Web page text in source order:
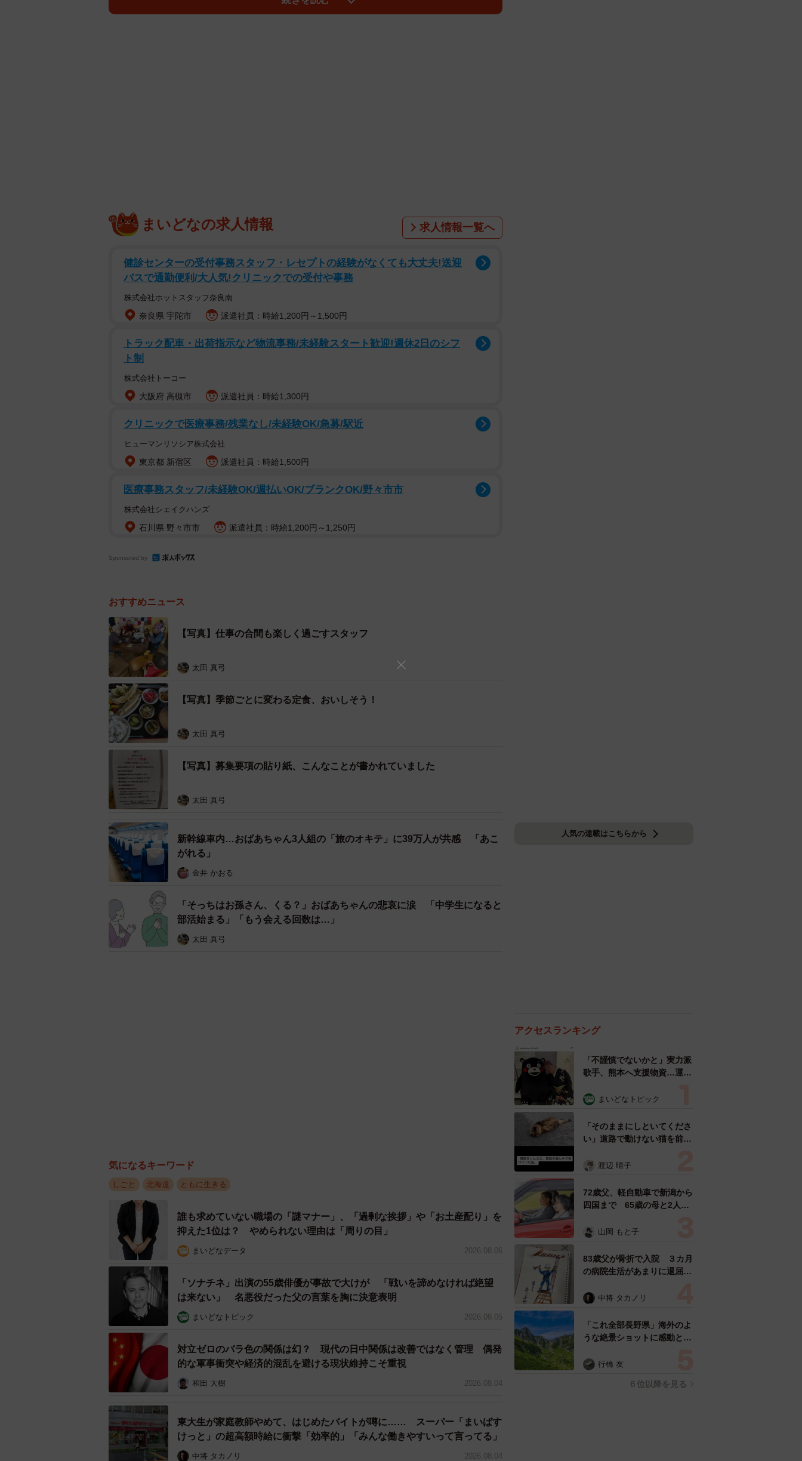
1/8
ほかの条件もさらに読み進めてみると…以下の通りです。
・血圧が安定していて、通院が月5回以内の方
・賞味期限が切れたものを捨てれる方
・塩加減がだいたいいつも安定している方
・誰かが話している時に話し始めない方
・少々記憶曖昧な方可
（既に働かれているお仕事の休みの日にお越しいただける方、大歓迎）
・生活がすでに安定している方
・チームワークや生きがいを感じたい方
茶菓子付き。
（行政補助金等は一切受けておらず、自主運営を続けています）
にも「一緒にお料理作ったり、お茶飲んだり、賄い食べたり、お出かけしたり、笑い転げる
この投稿に、「65からですか～ちょっと足りなかった～」「いや～残念だ！も少し近ければ
なぁ❤」「応募資格充分満たしているけど関東からはだいぶ遠いなぁ〜皆さんの働きぶりが
楽しみだし、献立見るのも楽しみですよ」「なんて素敵な職場」「素晴らしい求人」「ピッ
タリあてはまるんだけど…鹿児島は遠い」など、全国各地から応募希望の声が寄せられまし
た。
「グランマ」で働くおばあちゃんたちの平均年齢はなんと84歳！ Instagramでは、提供し
ているメニューや地元の食材の紹介をはじめ、働いているおばあちゃん、おじいちゃんのイ
キイキと仕事する姿をユーモアをまじえて投稿。
このSNS投稿を行っているのは、オーナーで店長の林啓介さん（43）。岡山県出身でご縁あ
って2018年に白老町に移住。「地域おこし協力隊員」として活動任期中に、コロナ禍で休業
80歳が若手！品数は記憶力テストのようなもの
――ユニークな求人内容に思わず目が止まりました。この時の採用は？
新しくスタッフとして加わってくださった方はもちろんいらっしゃいます。実際に多く問い
合わせをいただき、「白老へ引っ越してきたい」と言われる方も多く、「逆に引っ越してま
で？？」とお断りすることの方が多いです。
まいどなの求人情報 求人情報一覧へ
健診センターの受付事務スタッフ・レセプトの経験がなくても大丈夫!送迎
バスで通勤便利/大人気!クリニックでの受付や事務
株式会社ホットスタッフ奈良南
奈良県 宇陀市 派遣社員：時給1,200円～1,500円
トラック配車・出荷指示など物流事務/未経験スタート歓迎!週休2日のシフ
ト制
株式会社トーコー
大阪府 高槻市 派遣社員：時給1,300円
クリニックで医療事務/残業なし/未経験OK/急募/駅近
ヒューマンリソシア株式会社
東京都 新宿区 派遣社員：時給1,500円
医療事務スタッフ/未経験OK/週払いOK/ブランクOK/野々市市
株式会社シェイクハンズ
石川県 野々市市 派遣社員：時給1,200円～1,250円
Sponsored by
おすすめニュース
【写真】仕事の合間も楽しく過ごすスタッフ
太田 真弓
【写真】季節ごとに変わる定食、おいしそう！
太田 真弓
【写真】募集要項の貼り紙、こんなことが書かれていました
太田 真弓
新幹線車内…おばあちゃん3人組の「旅のオキテ」に39万人が共感 「あこ
がれる」
金井 かおる
「そっちはお孫さん、くる？」おばあちゃんの悲哀に涙 「中学生になると
部活始まる」「もう会える回数は…」
太田 真弓
気になるキーワード
しごと 北海道 ともに生きる
誰も求めていない職場の「謎マナー」、「過剰な挨拶」や「お土産配り」を
抑えた1位は？ やめられない理由は「周りの目」
まいどなデータ 2026.08.06
「ソナチネ」出演の55歳俳優が事故で大けが 「戦いを諦めなければ絶望
は来ない」 名悪役だった父の言葉を胸に決意表明
まいどなトピック 2026.08.05
対立ゼロのバラ色の関係は幻？ 現代の日中関係は改善ではなく管理 偶発
的な軍事衝突や経済的混乱を避ける現状維持こそ重視
和田 大樹 2026.08.04
東大生が家庭教師やめて、はじめたバイトが噂に…… スーパー「まいばす
けっと」の超高額時給に衝撃「効率的」「みんな働きやすいって言ってる」
中将 タカノリ 2026.08.04
人気の連載はこちらから
アクセスランキング
「不謹慎でないかと」実力派
歌手、熊本へ支援物資…運搬
めらい 「痛いほど伝わる」
まいどなトピック
「そのままにしといてくださ
い」道路で動けない猫を前に
ようとした4日間 「命の重
表の訴え
渡辺 晴子
72歳父、軽自動車で新潟から
四国まで 65歳の母と2人で
憩まで分刻み… 「大学生で
山岡 もと子
83歳父が骨折で入院 ３カ月
の病院生活があまりに退屈で
い！」→スケッチブックを見
すよ…」
中将 タカノリ
「これ全部長野県」海外のよ
うな絶景ショットに感動と反
ったんだって気づいた」
行橋 友
６位以降を見る